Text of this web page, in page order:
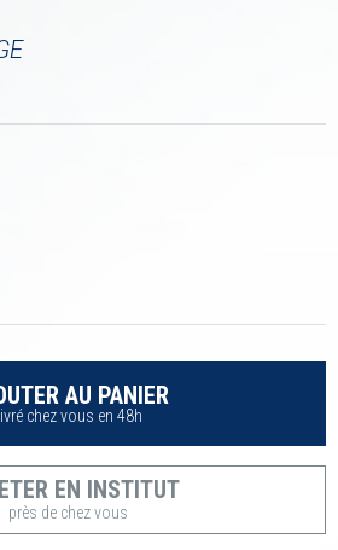
AU PANIER
Livré chez vous en 48h
EN INSTITUT
près de chez vous